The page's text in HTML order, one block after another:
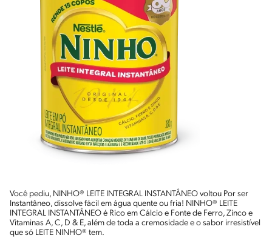
Você pediu, NINHO® LEITE INTEGRAL INSTANTÂNEO voltou Por ser
Instantâneo, dissolve fácil em água quente ou fria! NINHO® LEITE
INTEGRAL INSTANTÂNEO é Rico em Cálcio e Fonte de Ferro, Zinco e
Vitaminas A, C, D & E, além de toda a cremosidade e o sabor irresistível
que só LEITE NINHO® tem.